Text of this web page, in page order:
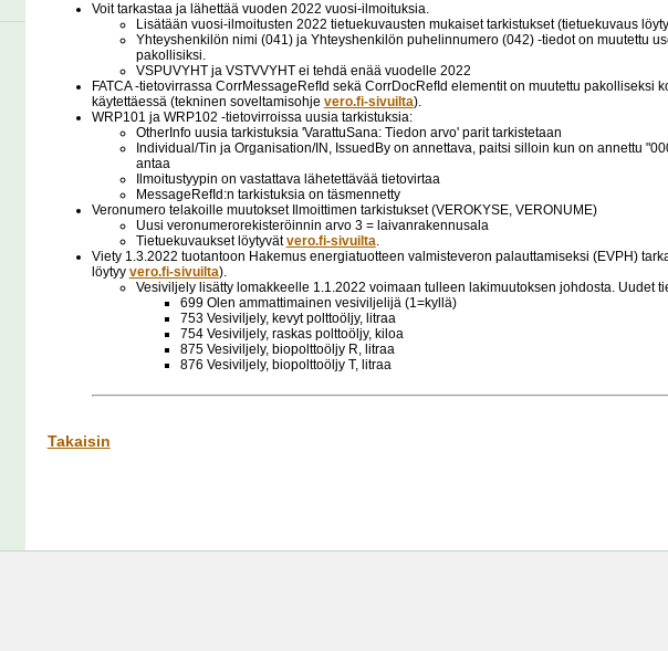
Voit tarkastaa ja lähettää vuoden 2022 vuosi-ilmoituksia.
Lisätään vuosi-ilmoitusten 2022 tietuekuvausten mukaiset tarkistukset (tietuekuvaus
Yhteyshenkilön nimi (041) ja Yhteyshenkilön puhelinnumero (042) -tiedot on muutettu
pakollisiksi.
VSPUVYHT ja VSTVVYHT ei tehdä enää vuodelle 2022
FATCA -tietovirrassa CorrMessageRefId sekä CorrDocRefId elementit on muutettu pakolliseksi
käytettäessä (tekninen soveltamisohje vero.fi-sivuilta).
WRP101 ja WRP102 -tietovirroissa uusia tarkistuksia:
OtherInfo uusia tarkistuksia 'VarattuSana: Tiedon arvo' parit tarkistetaan
Individual/Tin ja Organisation/IN, IssuedBy on annettava, paitsi silloin kun on annettu
antaa
Ilmoitustyypin on vastattava lähetettävää tietovirtaa
MessageRefId:n tarkistuksia on täsmennetty
Veronumero telakoille muutokset Ilmoittimen tarkistukset (VEROKYSE, VERONUME)
Uusi veronumerorekisteröinnin arvo 3 = laivanrakennusala
Tietuekuvaukset löytyvätvero.fi-sivuilta.
Viety 1.3.2022 tuotantoon Hakemus energiatuotteen valmisteveron palauttamiseksi (EVPH)
löytyy vero.fi-sivuilta).
Vesiviljely lisätty lomakkeelle 1.1.2022 voimaan tulleen lakimuutoksen johdosta. Uudet
699 Olen ammattimainen vesiviljelijä (1=kyllä)
753 Vesiviljely, kevyt polttoöljy, litraa
754 Vesiviljely, raskas polttoöljy, kiloa
875 Vesiviljely, biopolttoöljy R, litraa
876 Vesiviljely, biopolttoöljy T, litraa
Takaisin